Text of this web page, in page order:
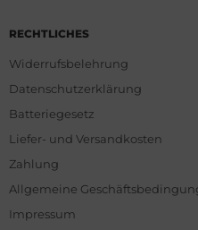
RECHTLICHES
Widerrufsbelehrung
Datenschutzerklärung
Batteriegesetz
Liefer- und Versandkosten
Zahlung
Allgemeine
Impressum